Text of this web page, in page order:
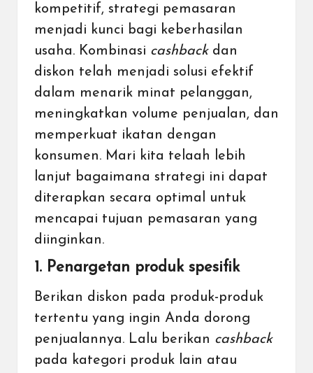
kompetitif, strategi pemasaran
menjadi kunci bagi keberhasilan
usaha. Kombinasi cashbackdan
diskon telah menjadi solusi efektif
dalam menarik minat pelanggan,
meningkatkan volume penjualan, dan
memperkuat ikatan dengan
konsumen. Mari kita telaah lebih
lanjut bagaimana strategi ini dapat
diterapkan secara optimal untuk
mencapai tujuan pemasaran yang
diinginkan.
1. Penargetan produk spesifik
Berikan diskon pada produk-produk
tertentu yang ingin Anda dorong
penjualannya. Lalu berikan cashback
pada kategori produk lain atau